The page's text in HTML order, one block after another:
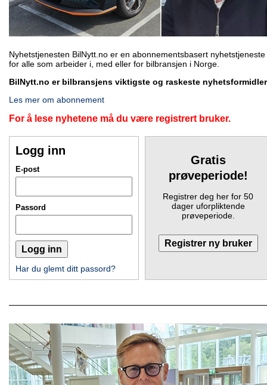
Nyhetstjenesten BilNytt.no er en abonnementsbasert nyhetstjeneste
for alle som arbeider i, med eller for bilbransjen i Norge.
BilNytt.no er bilbransjens viktigste og raskeste
Les mer om abonnement
For å lese nyhetene må du være registrert bruker.
Logg inn
E-post
Passord
Har du glemt ditt passord?
Gratis
prøveperiode!
Registrer deg her for 50
dager uforpliktende
prøveperiode.